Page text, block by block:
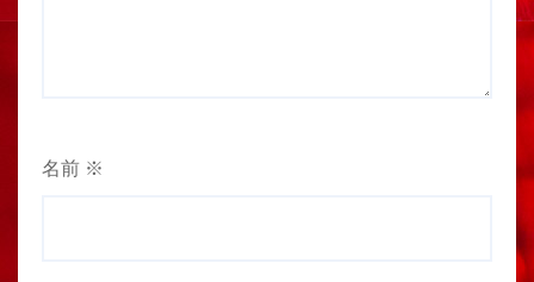
名前 ※